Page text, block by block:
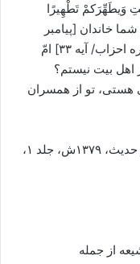
وَیطَهِّرَکمْ تَطْهِیرًا
خاندان [پیامبر
]بزداید و شما را پاک و پاکیزه گرداند.)[ سوره احزاب/ آیه ۳۳] امّ
بیت نیستم؟
هستی، تو از همسران
(محمدی ری‌شهری، اهل بیت(ع) در قرآن و حدیث، ۱۳۷۹ش، جلد ۱،
از جمله